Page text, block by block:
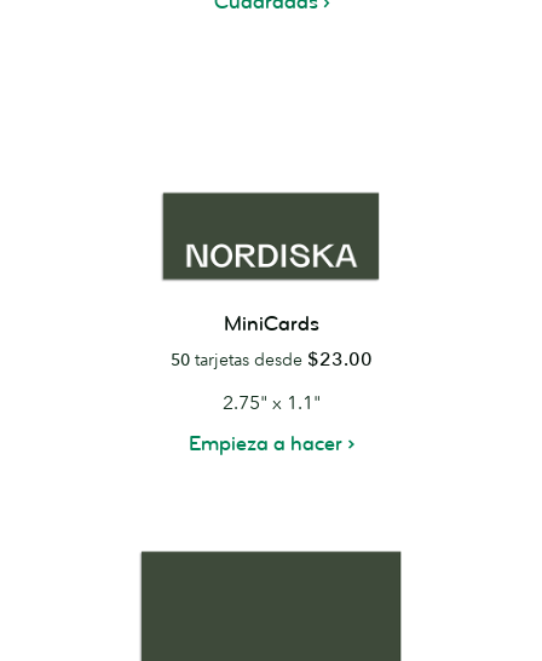
MiniCards
50tarjetas desde $23.00
2.75" x 1.1"
Empieza a hacer